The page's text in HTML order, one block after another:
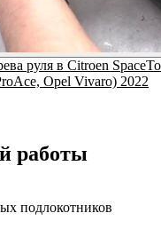
руля в Citroen
Opel Vivaro) 2022
работы
подлокотников